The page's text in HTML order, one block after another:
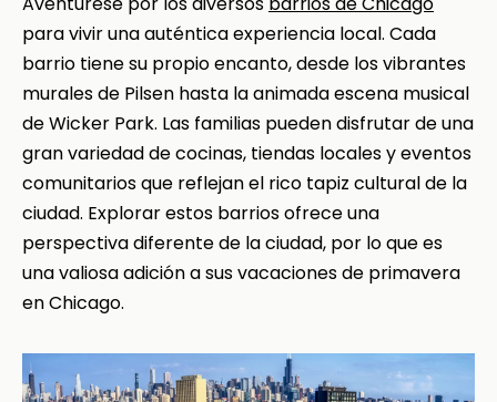
para vivir una auténtica experiencia local. Cada
barrio tiene su propio encanto, desde los vibrantes
murales de Pilsen hasta la animada escena musical
de Wicker Park. Las familias pueden disfrutar de una
gran variedad de cocinas, tiendas locales y eventos
comunitarios que reflejan el rico tapiz cultural de la
ciudad. Explorar estos barrios ofrece una
perspectiva diferente de la ciudad, por lo que es
una valiosa adición a sus vacaciones de primavera
en Chicago.